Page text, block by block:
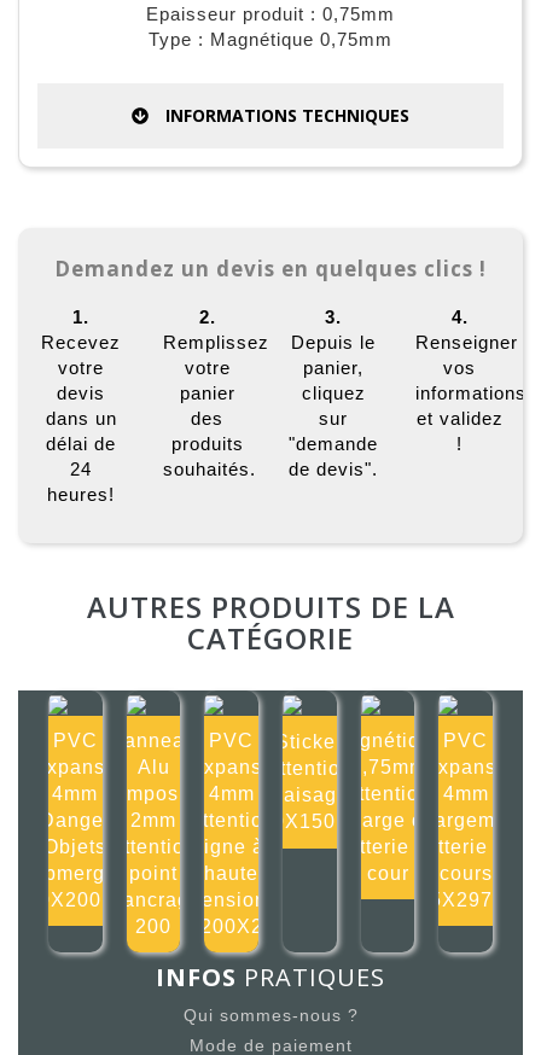
Epaisseur produit : 0,75mm
Type : Magnétique 0,75mm
INFORMATIONS TECHNIQUES
Demandez un devis en quelques clics !
1.
Recevez
votre
devis
dans un
délai de
24
heures!
2.
Remplissez
votre
panier
des
produits
souhaités.
3.
Depuis le
panier,
cliquez
sur
"demande
de devis".
4.
Renseigner
vos
informations
et validez
!
AUTRES PRODUITS DE LA
CATÉGORIE
PVC
Expansé
4mm
Danger
Objets
submergés
200X200mm
Panneau
Alu
composite
2mm
Attention
point
d'ancrage
200
PVC
Expansé
4mm
Attention
ligne à
haute
tension
200X2
Sticker
Attention
fraisage
150X150mm
Magnétique
0,75mm
Attention
charge de
batterie en
cour
PVC
Expansé
4mm
Chargement
batterie en
cours
105X297mm
INFOS PRATIQUES
Qui sommes-nous ?
Mode de paiement